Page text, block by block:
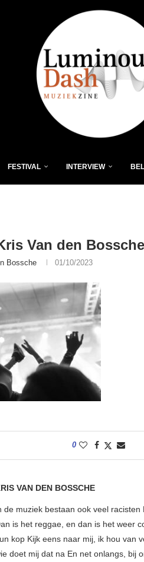
FESTIVAL INTERVIEW
Van den Bossche
Bossche 01/10/2023
0
VAN DEN BOSSCHE
de muziek bestaan ook veel
is het reggae, en dan is het weer
kop Kijk eens naar mij, ik hou van
doet mij dat na En net onlangs, bij